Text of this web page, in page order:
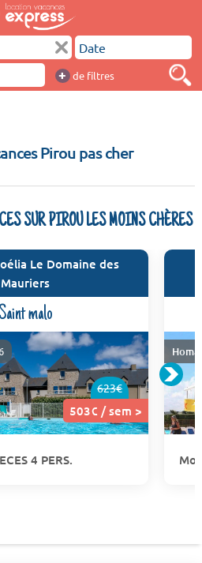
+ de filtres
Pirou pas cher
SUR PIROU LES MOINS CHÈRES
Le Domaine des
Mauriers
Saint malo
623€
503€ / sem >
4 PERS.